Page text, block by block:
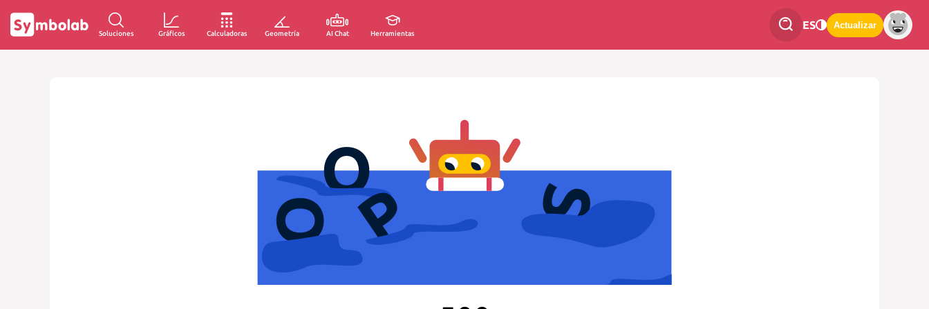
Soluciones Gráficos Calculadoras Geometría AI Chat Herramientas
ES Actualizar